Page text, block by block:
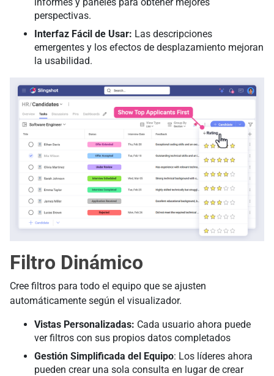
perspectivas.
Interfaz Fácil de Usar: Las descripciones
emergentes y los efectos de desplazamiento mejoran
la usabilidad.
Filtro Dinámico
Cree filtros para todo el equipo que se ajusten
automáticamente según el visualizador.
Vistas Personalizadas: Cada usuario ahora puede
ver filtros con sus propios datos completados
Gestión Simplificada del Equipo: Los líderes ahora
pueden crear una sola consulta en lugar de crear